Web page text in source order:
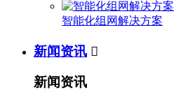
智能化组网解决方案
新闻资讯 
新闻资讯